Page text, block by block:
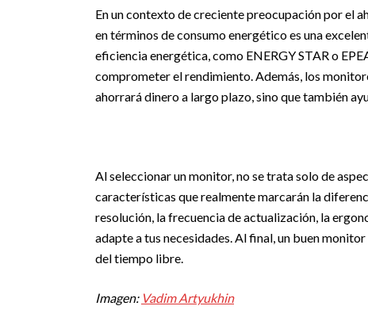
En un contexto de creciente preocupación por el
en términos de consumo energético es una
eficiencia energética, como ENERGY STAR o
comprometer el rendimiento. Además, los
ahorrará dinero a largo plazo, sino que también
Al seleccionar un monitor, no se trata solo de
características que realmente marcarán la
resolución, la frecuencia de actualización, la
adapte a tus necesidades. Al final, un buen
del tiempo libre.
Imagen: Vadim Artyukhin